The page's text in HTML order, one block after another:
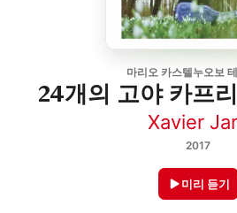
마리오 카스텔누오보
24개의 고야 카프
Xavier
2017
미리 듣기